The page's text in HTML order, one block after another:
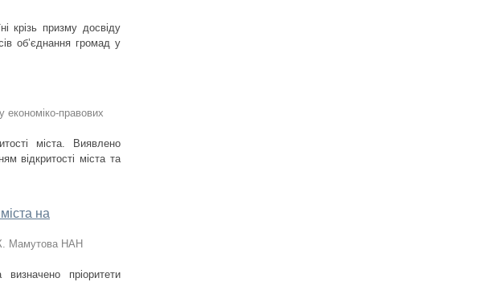
крізь призму досвіду
об’єднання громад у
економіко-правових
міста. Виявлено
відкритості міста та
на
Мамутова НАН
визначено пріоритети